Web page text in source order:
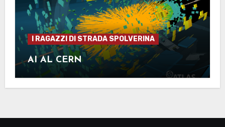
I RAGAZZI DI STRADA SPOLVERINA
AI AL CERN